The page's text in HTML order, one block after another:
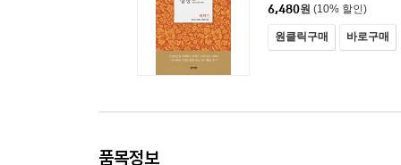
6,480원 (10% 할인)
원클릭구매 바로구매
품목정보